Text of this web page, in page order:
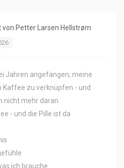
von Petter Larsen Hellstrøm
Jahren angefangen, meine
Kaffee zu verknüpfen - und
nicht mehr daran
- und die Pille ist da
ich brauche